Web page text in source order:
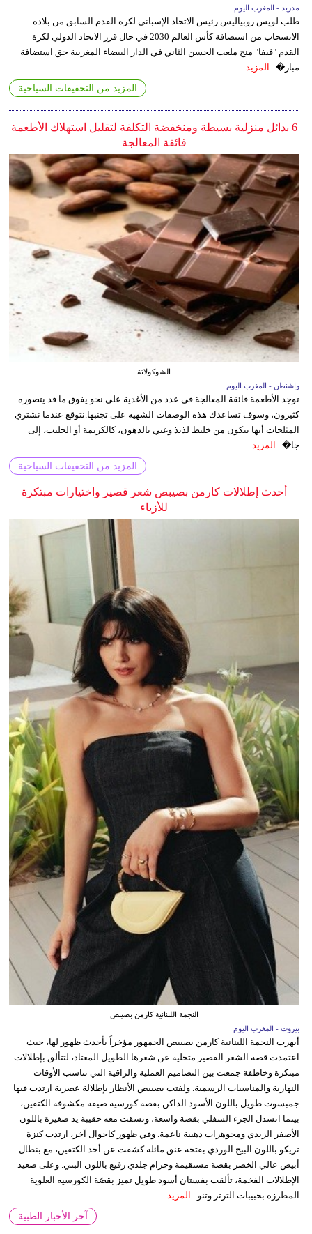
مدريد - المغرب اليوم
طلب لويس روبياليس رئيس الاتحاد الإسباني لكرة القدم السابق من بلاده
الانسحاب من استضافة كأس العالم 2030 في حال قرر الاتحاد الدولي لكرة
القدم "فيفا" منح ملعب الحسن الثاني في الدار البيضاء المغربية حق استضافة
مبار�... المزيد
المزيد من التحقيقات السياحية
6 بدائل منزلية بسيطة ومنخفضة التكلفة لتقليل استهلاك الأطعمة
فائقة المعالجة
الشوكولاتة
واشنطن - المغرب اليوم
توجد الأطعمة فائقة المعالجة في عدد من الأغذية على نحو يفوق ما قد يتصوره
كثيرون، وسوف تساعدك هذه الوصفات الشهية على تجنبها.نتوقع عندما نشتري
المثلجات أنها تتكون من خليط لذيذ وغني بالدهون، كالكريمة أو الحليب، إلى
جا�...
المزيد
المزيد من التحقيقات السياحية
أحدث إطلالات كارمن بصيبص شعر قصير واختيارات مبتكرة
للأزياء
النجمة اللبنانية كارمن بصيبص
بيروت - المغرب اليوم
أبهرت النجمة اللبنانية كارمن بصيبص الجمهور مؤخراً بأحدث ظهور لها، حيث
اعتمدت قصة الشعر القصير متخلية عن شعرها الطويل المعتاد، لتتألق بإطلالات
مبتكرة وخاطفة جمعت بين التصاميم العملية والراقية التي تناسب الأوقات
النهارية والمناسبات الرسمية. ولفتت بصيبص الأنظار بإطلالة عصرية ارتدت فيها
جمبسوت طويل باللون الأسود الداكن بقصة كورسيه ضيقة مكشوفة الكتفين،
بينما انسدل الجزء السفلي بقصة واسعة، ونسقت معه حقيبة يد صغيرة باللون
الأصفر الزبدي ومجوهرات ذهبية ناعمة. وفي ظهور كاجوال آخر، ارتدت كنزة
تريكو باللون البيج الوردي بفتحة عنق مائلة كشفت عن أحد الكتفين، مع بنطال
أبيض عالي الخصر بقصة مستقيمة وحزام جلدي رفيع باللون البني. وعلى صعيد
الإطلالات الفخمة، تألقت بفستان أسود طويل تميز بقصّة الكورسيه العلوية
المطرزة بحبيبات الترتر وتنو...
المزيد
آخر الأخبار الطبية